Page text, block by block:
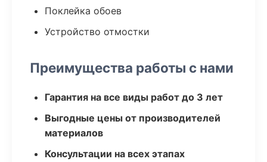
Поклейка обоев
Устройство отмостки
Преимущества работы с нами
Гарантия на все виды работ до 3 лет
Выгодные цены от производителей
материалов
Консультации на всех этапах